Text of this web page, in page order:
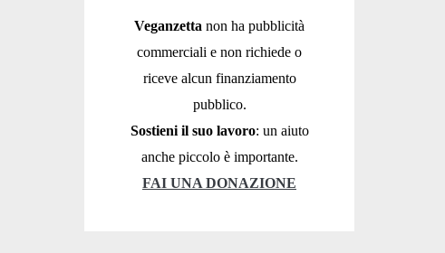
Veganzetta non ha pubblicità
commerciali e non richiede o
riceve alcun finanziamento
pubblico.
Sostieni il suo lavoro: un aiuto
anche piccolo è importante.
FAI UNA DONAZIONE